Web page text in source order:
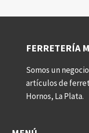
FERRETERÍA
Somos un
artículos de
Hornos, La Plata.